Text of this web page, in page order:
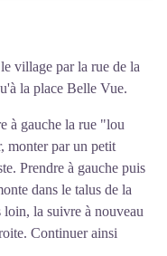
village par la rue de la
la place Belle Vue.
à gauche la rue "lou
monter par un petit
Prendre à gauche puis
dans le talus de la
la suivre à nouveau
Continuer ainsi